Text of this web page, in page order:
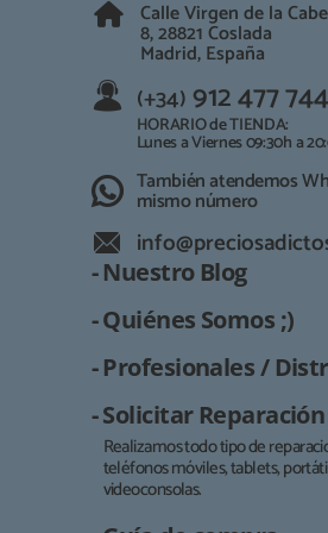
Calle Virgen de la
8, 28821 Coslada
Madrid, España
(+34) 912 477 744
HORARIO de TIENDA:
Lunes a Viernes 09:30h a
También atendemos
mismo número
- Nuestro Blog
- Quiénes Somos ;)
- Profesionales /
- Solicitar Reparación
Realizamos todo tipo de
teléfonos móviles, tablets,
videoconsolas.
Responsable:
Finalidad: